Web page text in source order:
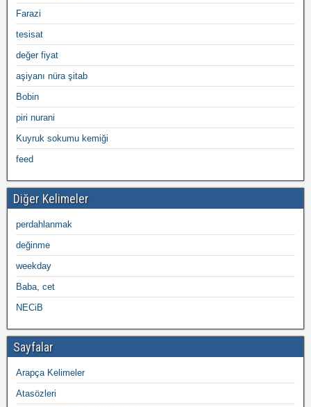
Farazi
tesisat
değer fiyat
aşiyanı nüra şitab
Bobin
piri nurani
Kuyruk sokumu kemiği
feed
Diğer Kelimeler
perdahlanmak
değinme
weekday
Baba, cet
NECiB
Sayfalar
Arapça Kelimeler
Atasözleri